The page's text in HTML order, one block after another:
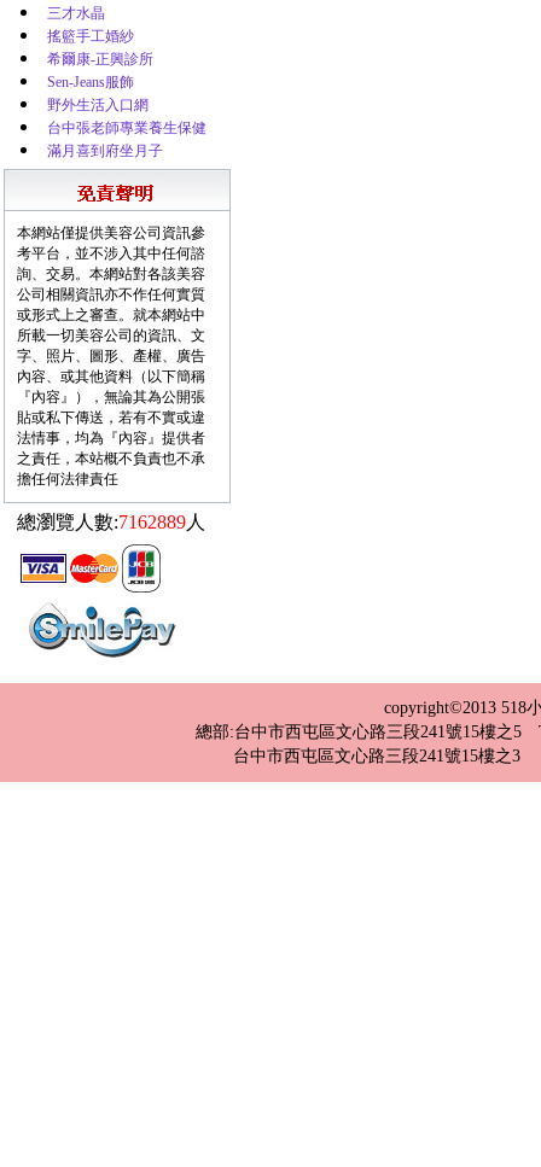
三才水晶
搖籃手工婚紗
希爾康-正興診所
Sen-Jeans服飾
野外生活入口網
台中張老師專業養生保健
滿月喜到府坐月子
本網站僅提供美容公司資訊參
考平台，並不涉入其中任何諮
詢、交易。本網站對各該美容
公司相關資訊亦不作任何實質
或形式上之審查。就本網站中
所載一切美容公司的資訊、文
字、照片、圖形、產權、廣告
內容、或其他資料（以下簡稱
『內容』），無論其為公開張
貼或私下傳送，若有不實或違
法情事，均為『內容』提供者
之責任，本站概不負責也不承
擔任何法律責任
總瀏覽人數:7162889人
copyright©2013
總部:台中市西屯區文心路三段241號15樓之5
台中市西屯區文心路三段241號15樓之